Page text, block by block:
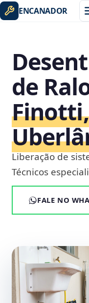
ENCANADOR
de
Finotti,
Liberação de
Técnicos
FALE NO